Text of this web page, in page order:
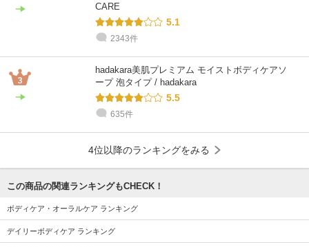
CARE
5.1
2343件
hadakara美肌プレミアム モイストボディケアソ
ープ 泡タイプ / hadakara
5.5
635件
4位以降のランキングをみる
この商品の関連ランキングもCHECK！
ボディケア・オーラルケア ランキング
デイリーボディケア ランキング